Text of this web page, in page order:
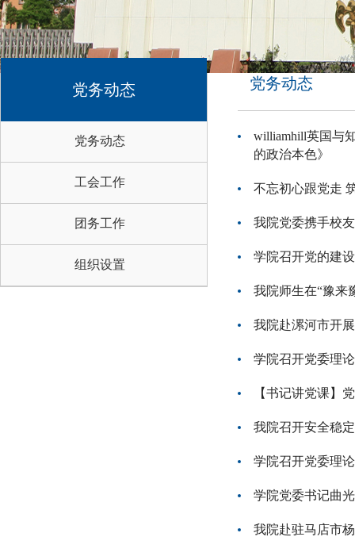
党务动态
党务动态
工会工作
团务工作
组织设置
党务动态
williamhill英国与
的政治本色》
不忘初心跟党走
我院党委携手校
学院召开党的建
我院师生在“豫来
我院赴漯河市开
学院召开党委理
【书记讲党课】
我院召开安全稳
学院召开党委理
学院党委书记曲
我院赴驻马店市